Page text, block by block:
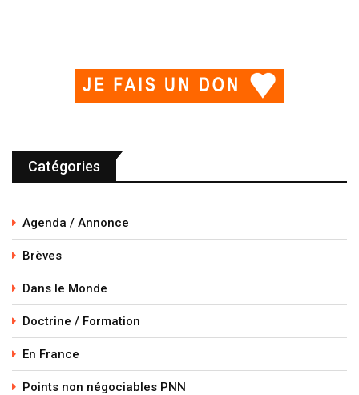
Catégories
Agenda / Annonce
Brèves
Dans le Monde
Doctrine / Formation
En France
Points non négociables PNN